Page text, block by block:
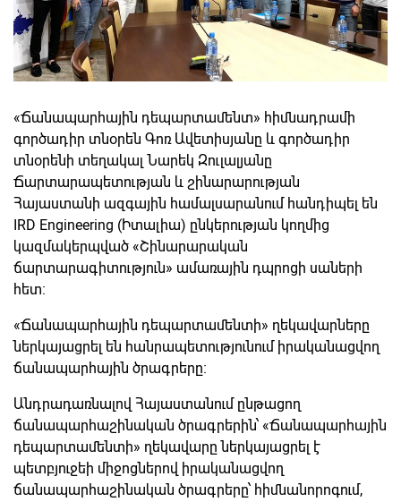
«Ճանապարհային դեպարտամենտ» հիմնադրամի
գործադիր տնօրեն Գոռ Ավետիսյանը և գործադիր
տնօրենի տեղակալ Նարեկ Զուլալյանը
Ճարտարապետության և շինարարության
Հայաստանի ազգային համալսարանում հանդիպել են
IRD Engineering (Իտալիա) ընկերության կողմից
կազմակերպված «Շինարարական
ճարտարագիտություն» ամառային դպրոցի սաների
հետ։
«Ճանապարհային դեպարտամենտի» ղեկավարները
ներկայացրել են հանրապետությունում իրականացվող
ճանապարհային ծրագրերը։
Անդրադառնալով Հայաստանում ընթացող
ճանապարհաշինական ծրագրերին՝ «Ճանապարհային
դեպարտամենտի» ղեկավարը ներկայացրել է
պետբյուջեի միջոցներով իրականացվող
ճանապարհաշինական ծրագրերը՝ հիմնանորոգում,